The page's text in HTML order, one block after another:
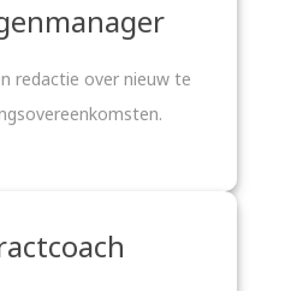
redactie over nieuw te